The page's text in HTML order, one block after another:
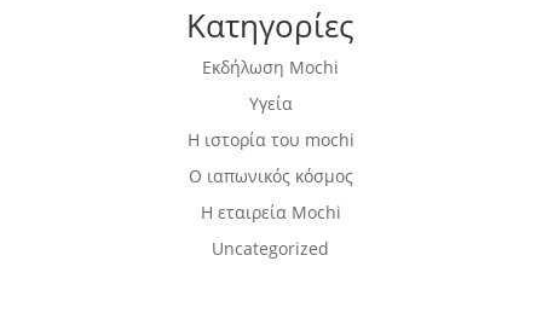
Κατηγορίες
Εκδήλωση Mochi
Υγεία
Η ιστορία του mochi
Ο ιαπωνικός κόσμος
Η εταιρεία Mochi
Uncategorized